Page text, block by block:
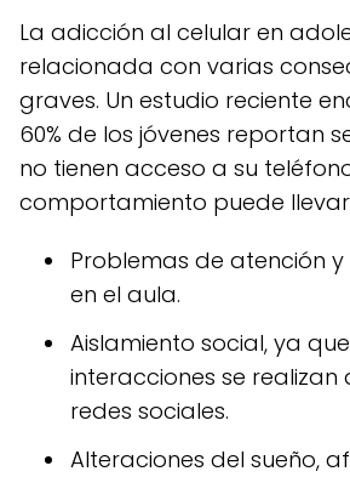
La adicción al celular en
relacionada con varias
graves. Un estudio reciente
60% de los jóvenes reportan
no tienen acceso a su
comportamiento puede
Problemas de atención
en el aula.
Aislamiento social, ya
interacciones se realizan
redes sociales.
Alteraciones del sueño,